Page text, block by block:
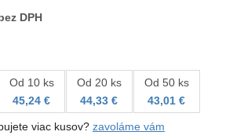
DPH
Od 10 ks
45,24 €
Od 20 ks
44,33 €
Od 50 ks
43,01 €
viac kusov? zavoláme vám